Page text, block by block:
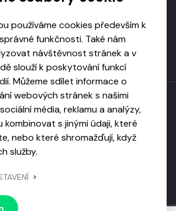
podléhá licenci CC BY-NC-ND
komerčně, nezpracovávejte.
Národní knihovnou ČR
používáme cookies především k
funkčnosti. Také nám
návštěvnost stránek a v
slouží k poskytování funkcí
Můžeme sdílet informace o
webových stránek s našimi
média, reklamu a analýzy,
kombinovat s jinými údaji, které
nebo které shromažďují, když
služby.